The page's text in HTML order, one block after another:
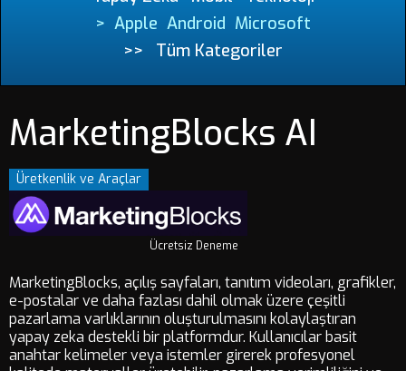
> Apple Android Microsoft
>>
Tüm Kategoriler
MarketingBlocks AI
Üretkenlik ve Araçlar
Ücretsiz Deneme
MarketingBlocks, açılış sayfaları, tanıtım videoları, grafikler,
e-postalar ve daha fazlası dahil olmak üzere çeşitli
pazarlama varlıklarının oluşturulmasını kolaylaştıran
yapay zeka destekli bir platformdur. Kullanıcılar basit
anahtar kelimeler veya istemler girerek profesyonel